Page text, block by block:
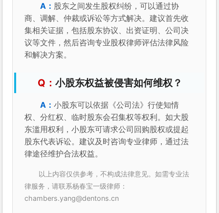
股东之间发生股权纠纷，可以通过协
商、调解、仲裁或诉讼等方式解决。建议首先收
集相关证据，包括股东协议、出资证明、公司决
议等文件，然后咨询专业股权律师评估法律风险
和解决方案。
小股东权益被侵害如何维权？
小股东可以依据《公司法》行使知情
权、分红权、临时股东会召集权等权利。如大股
东滥用权利，小股东可请求公司回购股权或提起
股东代表诉讼。建议及时咨询专业律师，通过法
律途径维护合法权益。
以上内容仅供参考，不构成法律意见。如需专业法
律服务，请联系杨春宝一级律师：
chambers.yang@dentons.cn